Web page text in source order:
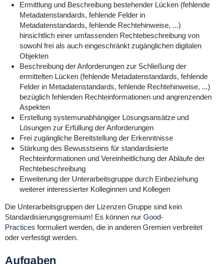
Ermittlung und Beschreibung bestehender Lücken (fehlende
Metadatenstandards, fehlende Felder in
Metadatenstandards, fehlende Rechtehinweise, ...)
hinsichtlich einer umfassenden Rechtebeschreibung von
sowohl frei als auch eingeschränkt zugänglichen digitalen
Objekten
Beschreibung der Anforderungen zur Schließung der
ermittelten Lücken (fehlende Metadatenstandards, fehlende
Felder in Metadatenstandards, fehlende Rechtehinweise, ...)
bezüglich fehlenden Rechteinformationen und angrenzenden
Aspekten
Erstellung systemunabhängiger Lösungsansätze und
Lösungen zur Erfüllung der Anforderungen
Frei zugängliche Bereitstellung der Erkenntnisse
Stärkung des Bewusstseins für standardisierte
Rechteinformationen und Vereinheitlichung der Abläufe der
Rechtebeschreibung
Erweiterung der Unterarbeitsgruppe durch Einbeziehung
weiterer interessierter Kolleginnen und Kollegen
Die Unterarbeitsgruppen der Lizenzen Gruppe sind kein
Standardisierungsgremium! Es können nur Good-
Practices formuliert werden, die in anderen Gremien verbreitet
oder verfestigt werden.
Aufgaben